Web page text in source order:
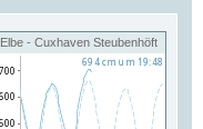
Elbe - Cuxhaven Steubenhöft